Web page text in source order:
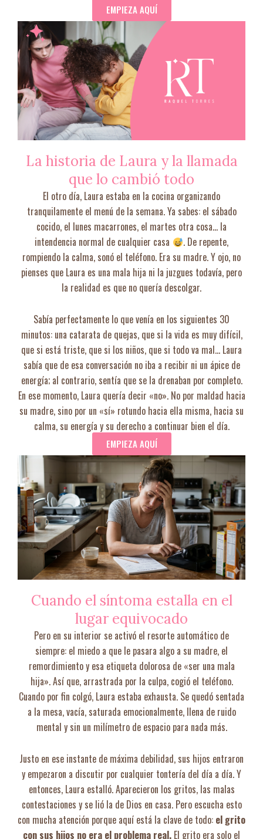
EMPIEZA AQUÍ
La historia de Laura y la llamada
que lo cambió todo
El otro día, Laura estaba en la cocina organizando
tranquilamente el menú de la semana. Ya sabes: el sábado
cocido, el lunes macarrones, el martes otra cosa… la
intendencia normal de cualquier casa
. De repente,
rompiendo la calma, sonó el teléfono. Era su madre. Y ojo, no
pienses que Laura es una mala hija ni la juzgues todavía, pero
la realidad es que no quería descolgar.
Sabía perfectamente lo que venía en los siguientes 30
minutos: una catarata de quejas, que si la vida es muy difícil,
que si está triste, que si los niños, que si todo va mal… Laura
sabía que de esa conversación no iba a recibir ni un ápice de
energía; al contrario, sentía que se la drenaban por completo.
En ese momento, Laura quería decir «no». No por maldad hacia
su madre, sino por un «sí» rotundo hacia ella misma, hacia su
calma, su energía y su derecho a continuar bien el día.
EMPIEZA AQUÍ
Cuando el síntoma estalla en el
lugar equivocado
Pero en su interior se activó el resorte automático de
siempre: el miedo a que le pasara algo a su madre, el
remordimiento y esa etiqueta dolorosa de «ser una mala
hija». Así que, arrastrada por la culpa, cogió el teléfono.
Cuando por fin colgó, Laura estaba exhausta. Se quedó sentada
a la mesa, vacía, saturada emocionalmente, llena de ruido
mental y sin un milímetro de espacio para nada más.
Justo en ese instante de máxima debilidad, sus hijos entraron
y empezaron a discutir por cualquier tontería del día a día. Y
entonces, Laura estalló. Aparecieron los gritos, las malas
contestaciones y se lió la de Dios en casa. Pero escucha esto
con mucha atención porque aquí está la clave de todo: el grito
con sus hijos no era el problema real. El grito era solo el